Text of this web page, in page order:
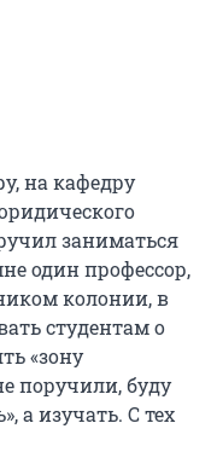
на кафедру
заниматься
один профессор,
колонии, в
студентам о
«зону
поручили, буду
а изучать. С тех